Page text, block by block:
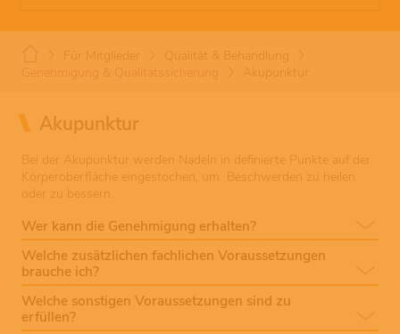
Für Mitglieder
Qualität & Behandlung
Genehmigung & Qualitätssicherung
Akupunktur
Akupunktur
Bei der Akupunktur werden Nadeln in definierte Punkte auf der
Körperoberfläche eingestochen, um Beschwerden zu heilen
oder zu bessern.
Wer kann die Genehmigung erhalten?
Welche zusätzlichen fachlichen Voraussetzungen
brauche ich?
Welche sonstigen Voraussetzungen sind zu
erfüllen?